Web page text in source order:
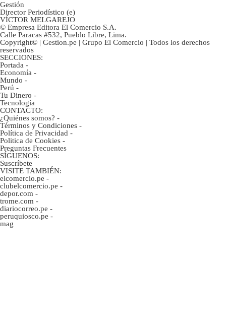
Gestión
Director Periodístico (e)
VÍCTOR MELGAREJO
© Empresa Editora El Comercio S.A.
Calle Paracas #532, Pueblo Libre, Lima.
Copyright© | Gestion.pe | Grupo El Comercio | Todos los derechos
reservados
SECCIONES:
Portada -
Economía -
Mundo -
Perú -
Tu Dinero -
Tecnología
CONTACTO:
¿Quiénes somos? -
Términos y Condiciones -
Política de Privacidad -
Politica de Cookies -
Preguntas Frecuentes
SÍGUENOS:
Suscríbete
VISITE TAMBIÉN:
elcomercio.pe -
clubelcomercio.pe -
depor.com -
trome.com -
diariocorreo.pe -
peruquiosco.pe -
mag